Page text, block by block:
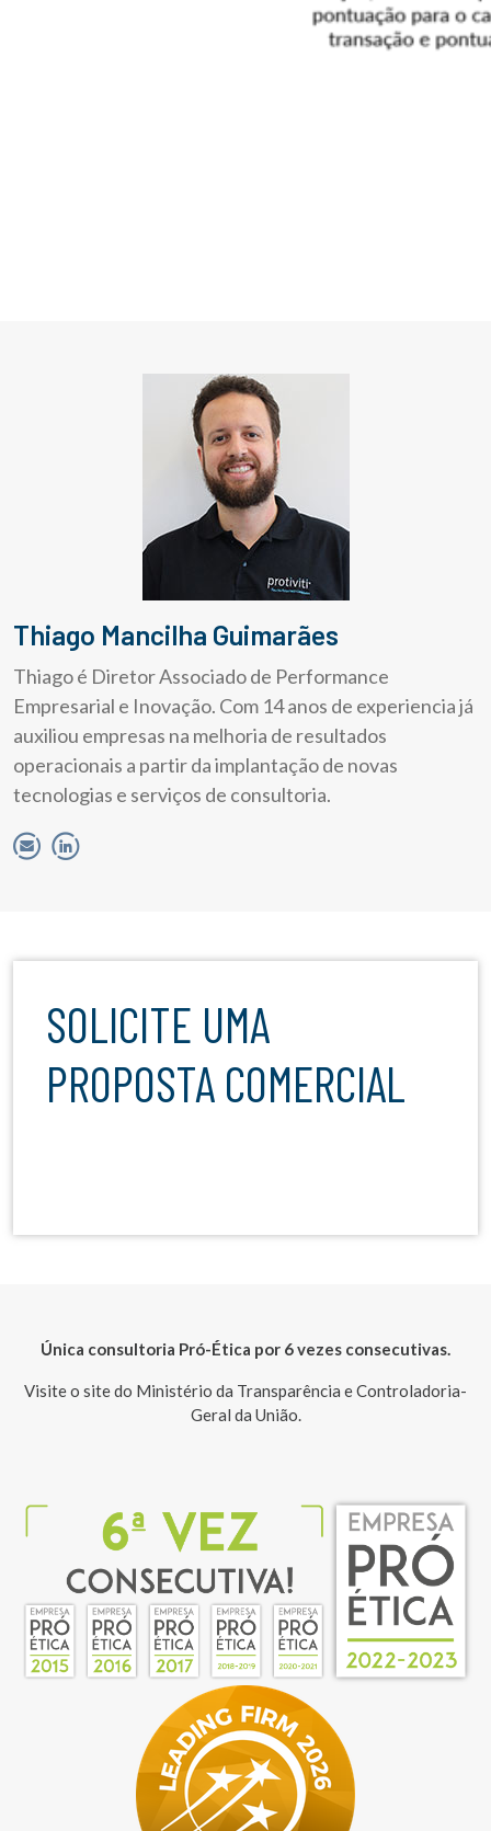
Thiago Mancilha Guimarães
Thiago é Diretor Associado de Performance
Empresarial e Inovação. Com 14 anos de experiencia já
auxiliou empresas na melhoria de resultados
operacionais a partir da implantação de novas
tecnologias e serviços de consultoria.
SOLICITE UMA
PROPOSTA COMERCIAL
Única consultoria Pró-Ética por 6 vezes consecutivas.
Visite o site do Ministério da Transparência e Controladoria-
Geral da União.